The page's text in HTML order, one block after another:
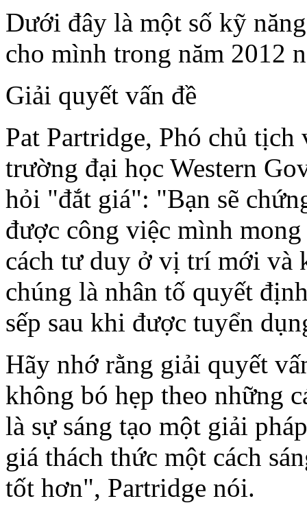
Dưới đây là một số kỹ
cho mình trong năm 2012
Giải quyết vấn đề
Pat Partridge, Phó chủ
trường đại học Western
hỏi "đắt giá": "Bạn sẽ
được công việc mình
cách tư duy ở vị trí mới và
chúng là nhân tố quyết
sếp sau khi được tuyển
Hãy nhớ rằng giải quyết
không bó hẹp theo những
là sự sáng tạo một giải
giá thách thức một cách
tốt hơn", Partridge nói.